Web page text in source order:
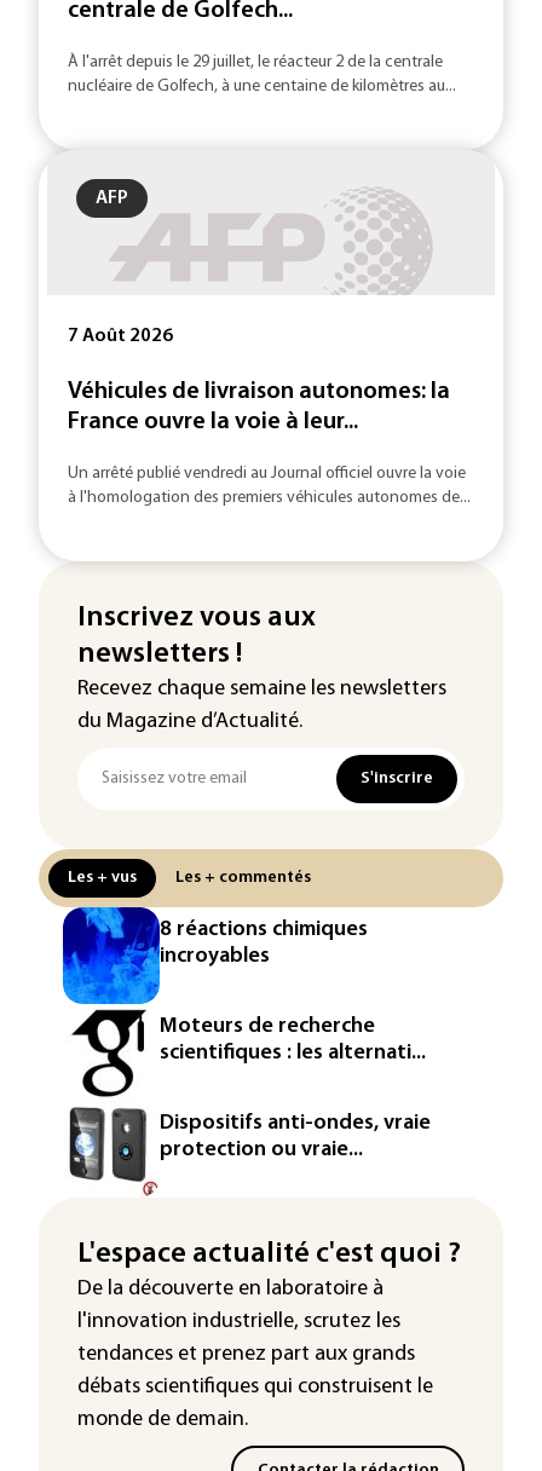
centrale de Golfech...
À l'arrêt depuis le 29 juillet, le réacteur 2 de la centrale
nucléaire de Golfech, à une centaine de kilomètres au...
AFP
7 Août 2026
Véhicules de livraison autonomes: la
France ouvre la voie à leur...
Un arrêté publié vendredi au Journal officiel ouvre la voie
à l'homologation des premiers véhicules autonomes de...
Inscrivez vous aux
newsletters !
Recevez chaque semaine les newsletters
du Magazine d’Actualité.
S'inscrire
Les + vus Les + commentés
8 réactions chimiques
incroyables
Moteurs de recherche
scientifiques : les alternati...
Dispositifs anti-ondes, vraie
protection ou vraie...
L'espace actualité c'est quoi ?
De la découverte en laboratoire à
l'innovation industrielle, scrutez les
tendances et prenez part aux grands
débats scientifiques qui construisent le
monde de demain.